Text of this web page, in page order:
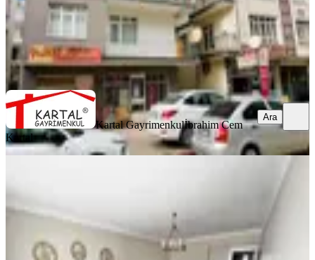
Kartal Gayrimenkulİbrahim Cem Kartal
Ara
Kartal Gayrimenkulİbrahim Cem
Kartal
Ara
Güventepe'nin En Prestijli Sitesi Ultra
Yenimahalle, Güventepe Mahallesi
·2. Kat·07.08.2026